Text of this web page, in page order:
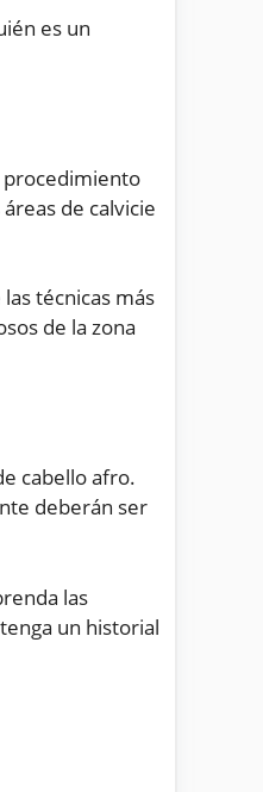
es un
procedimiento
de calvicie
técnicas más
de la zona
cabello afro.
deberán ser
las
un historial